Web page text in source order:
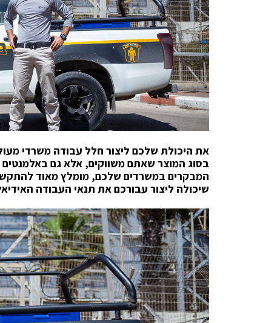
את היכולת שלכם ליצור חלל עבודה משרדי
בסוג המוצר שאתם משווקים, אלא גם באלמנטים
המבקרים במשרדים שלכם, מומלץ מאוד
שיכולה ליצור עבורכם את תנאי העבודה